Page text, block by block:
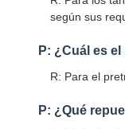
según sus
P: ¿Cuál es
R: Para el
P: ¿Qué